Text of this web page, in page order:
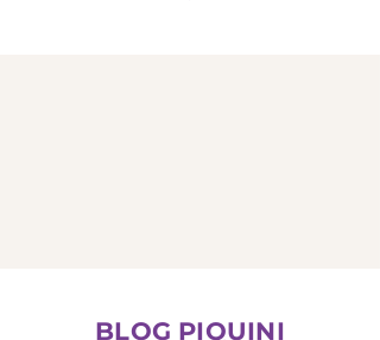
CONTATO
BLOG PIQUINI